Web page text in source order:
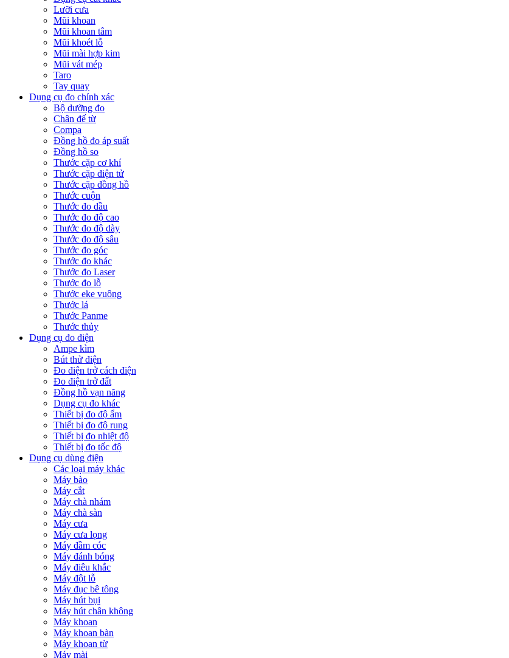
Lưỡi cưa
Mũi khoan
Mũi khoan tâm
Mũi khoét lỗ
Mũi mài hợp kim
Mũi vát mép
Taro
Tay quay
Dụng cụ đo chính xác
Bộ dưỡng đo
Chân đế từ
Compa
Đồng hồ đo áp suất
Đồng hồ so
Thước cặp cơ khí
Thước cặp điện tử
Thước cặp đồng hồ
Thước cuộn
Thước đo dầu
Thước đo độ cao
Thước đo độ dày
Thước đo độ sâu
Thước đo góc
Thước đo khác
Thước đo Laser
Thước đo lỗ
Thước eke vuông
Thước lá
Thước Panme
Thước thủy
Dụng cụ đo điện
Ampe kìm
Bút thử điện
Đo điện trở cách điện
Đo điện trở đất
Đồng hồ vạn năng
Dụng cụ đo khác
Thiết bị đo độ ẩm
Thiết bị đo độ rung
Thiết bị đo nhiệt độ
Thiết bị đo tốc độ
Dụng cụ dùng điện
Các loại máy khác
Máy bào
Máy cắt
Máy chà nhám
Máy chà sàn
Máy cưa
Máy cưa lọng
Máy đầm cóc
Máy đánh bóng
Máy điêu khắc
Máy đột lỗ
Máy đục bê tông
Máy hút bụi
Máy hút chân không
Máy khoan
Máy khoan bàn
Máy khoan từ
Máy mài